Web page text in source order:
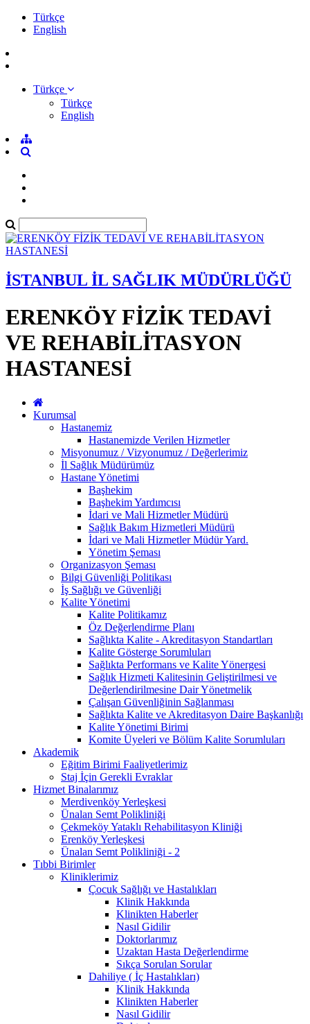
Türkçe
English
Türkçe
Türkçe
English
İSTANBUL İL SAĞLIK MÜDÜRLÜĞÜ
ERENKÖY FİZİK TEDAVİ
VE REHABİLİTASYON
HASTANESİ
Kurumsal
Hastanemiz
Hastanemizde Verilen Hizmetler
Misyonumuz / Vizyonumuz / Değerlerimiz
İl Sağlık Müdürümüz
Hastane Yönetimi
Başhekim
Başhekim Yardımcısı
İdari ve Mali Hizmetler Müdürü
Sağlık Bakım Hizmetleri Müdürü
İdari ve Mali Hizmetler Müdür Yard.
Yönetim Şeması
Organizasyon Şeması
Bilgi Güvenliği Politikası
İş Sağlığı ve Güvenliği
Kalite Yönetimi
Kalite Politikamız
Öz Değerlendirme Planı
Sağlıkta Kalite - Akreditasyon Standartları
Kalite Gösterge Sorumluları
Sağlıkta Performans ve Kalite Yönergesi
Sağlık Hizmeti Kalitesinin Geliştirilmesi ve
Değerlendirilmesine Dair Yönetmelik
Çalışan Güvenliğinin Sağlanması
Sağlıkta Kalite ve Akreditasyon Daire Başkanlığı
Kalite Yönetimi Birimi
Komite Üyeleri ve Bölüm Kalite Sorumluları
Akademik
Eğitim Birimi Faaliyetlerimiz
Staj İçin Gerekli Evraklar
Hizmet Binalarımız
Merdivenköy Yerleşkesi
Ünalan Semt Polikliniği
Çekmeköy Yataklı Rehabilitasyon Kliniği
Erenköy Yerleşkesi
Ünalan Semt Polikliniği - 2
Tıbbi Birimler
Kliniklerimiz
Çocuk Sağlığı ve Hastalıkları
Klinik Hakkında
Klinikten Haberler
Nasıl Gidilir
Doktorlarımız
Uzaktan Hasta Değerlendirme
Sıkça Sorulan Sorular
Dahiliye ( İç Hastalıkları)
Klinik Hakkında
Klinikten Haberler
Nasıl Gidilir